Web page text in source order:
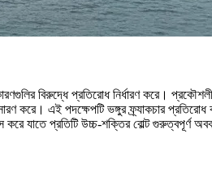
বিরুদ্ধে প্রতিরোধ নির্ধারণ করে।
করে। এই পদক্ষেপটি ভঙ্গুর ফ্র্যাকচার প্রতিরোধ
প্রতিটি উচ্চ-শক্তির বোল্ট গুরুত্বপূর্ণ